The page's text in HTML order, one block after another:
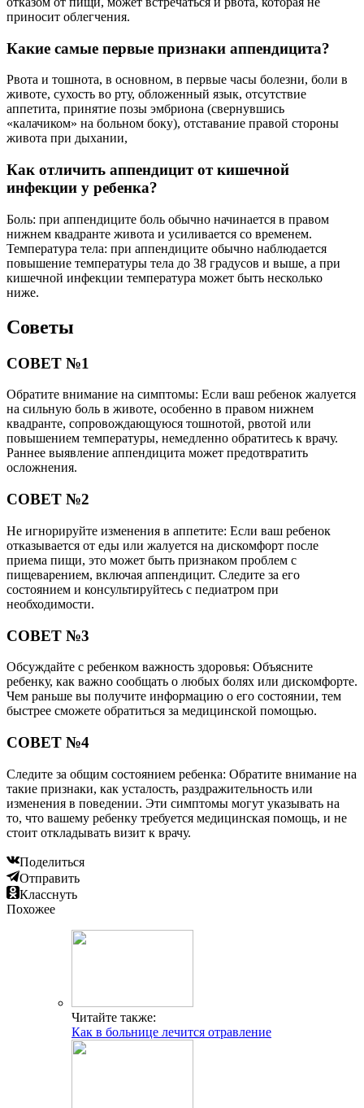
приносит облегчения.
Какие самые первые признаки аппендицита?
Рвота и тошнота, в основном, в первые часы болезни, боли в
животе, сухость во рту, обложенный язык, отсутствие
аппетита, принятие позы эмбриона (свернувшись
«калачиком» на больном боку), отставание правой стороны
живота при дыхании,
Как отличить аппендицит от кишечной
инфекции у ребенка?
Боль: при аппендиците боль обычно начинается в правом
нижнем квадранте живота и усиливается со временем.
Температура тела: при аппендиците обычно наблюдается
повышение температуры тела до 38 градусов и выше, а при
кишечной инфекции температура может быть несколько
ниже.
Советы
СОВЕТ №1
Обратите внимание на симптомы: Если ваш ребенок жалуется
на сильную боль в животе, особенно в правом нижнем
квадранте, сопровождающуюся тошнотой, рвотой или
повышением температуры, немедленно обратитесь к врачу.
Раннее выявление аппендицита может предотвратить
осложнения.
СОВЕТ №2
Не игнорируйте изменения в аппетите: Если ваш ребенок
отказывается от еды или жалуется на дискомфорт после
приема пищи, это может быть признаком проблем с
пищеварением, включая аппендицит. Следите за его
состоянием и консультируйтесь с педиатром при
необходимости.
СОВЕТ №3
Обсуждайте с ребенком важность здоровья: Объясните
ребенку, как важно сообщать о любых болях или дискомфорте.
Чем раньше вы получите информацию о его состоянии, тем
быстрее сможете обратиться за медицинской помощью.
СОВЕТ №4
Следите за общим состоянием ребенка: Обратите внимание на
такие признаки, как усталость, раздражительность или
изменения в поведении. Эти симптомы могут указывать на
то, что вашему ребенку требуется медицинская помощь, и не
стоит откладывать визит к врачу.
Поделиться
Отправить
Класснуть
Похожее
Читайте также:
Как в больнице лечится отравление